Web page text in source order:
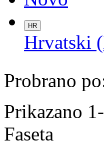
HR
Hrvatski
Probrano
Prikazano
Faseta